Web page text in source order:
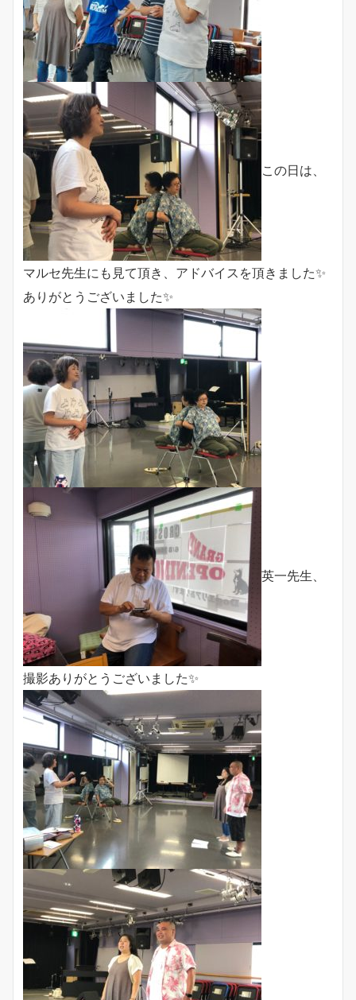
この日は、
マルセ先生にも見て頂き、アドバイスを頂きました✨
ありがとうございました✨
英一先生、
撮影ありがとうございました✨